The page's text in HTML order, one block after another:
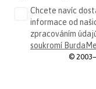
Chcete navíc
informace od
zpracováním
soukromí
©